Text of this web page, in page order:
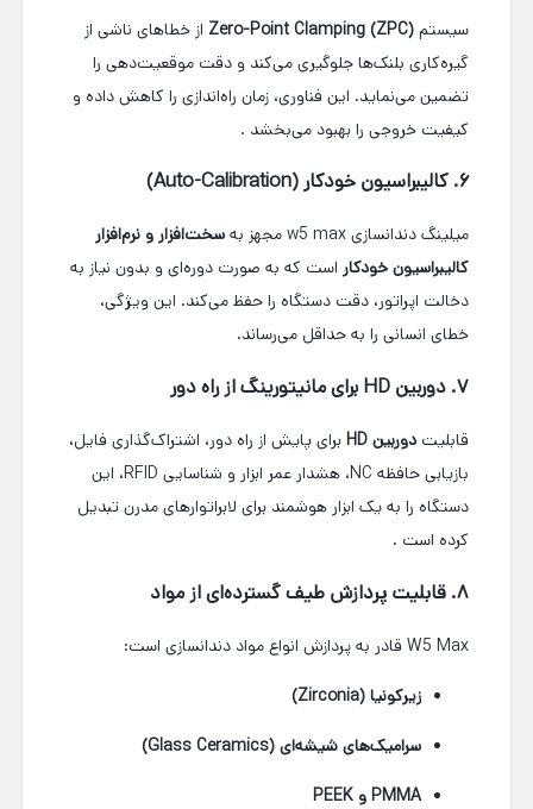
سیستم Zero-Point Clamping (ZPC) از خطاهای ناشی از
گیره‌کاری بلنک‌ها جلوگیری می‌کند و دقت موقعیت‌دهی را
تضمین می‌نماید. این فناوری، زمان راه‌اندازی را کاهش داده و
کیفیت خروجی را بهبود می‌بخشد .
۶. کالیبراسیون خودکار (Auto-Calibration)
میلینگ دندانسازی w5 max مجهز به
سخت‌افزار و نرم‌افزار
کالیبراسیون خودکار است که به صورت دوره‌ای و بدون نیاز به
دخالت اپراتور، دقت دستگاه را حفظ می‌کند. این ویژگی،
خطای انسانی را به حداقل می‌رساند.
۷. دوربین HD برای مانیتورینگ از راه دور
قابلیتدوربین HD
برای پایش از راه دور، اشتراک‌گذاری فایل،
بازیابی حافظه NC، هشدار عمر ابزار و شناسایی RFID، این
دستگاه را به یک ابزار هوشمند برای لابراتوارهای مدرن تبدیل
کرده است .
۸. قابلیت پردازش طیف گسترده‌ای از مواد
W5 Max قادر به پردازش انواع مواد دندانسازی است:
زیرکونیا (Zirconia)
سرامیک‌های شیشه‌ای (Glass Ceramics)
PMMA و PEEK